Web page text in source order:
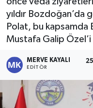
yıldır Bozdoğan’da
Polat, bu kapsamda
Mustafa Galip
MERVE KAYALI
EDITÖR